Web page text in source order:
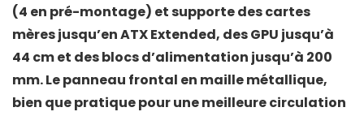
(4 en pré-montage) et supporte des cartes
mères jusqu’enATX Extended, des GPU jusqu’à
44 cmet des blocs d’alimentation jusqu’à 200
mm. Le panneau frontal en maille métallique,
bien que pratique pour une meilleure circulation